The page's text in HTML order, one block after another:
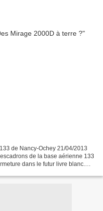
de Nancy-Ochey 21/04/2013
de la base aérienne 133
dans le futur livre blanc.